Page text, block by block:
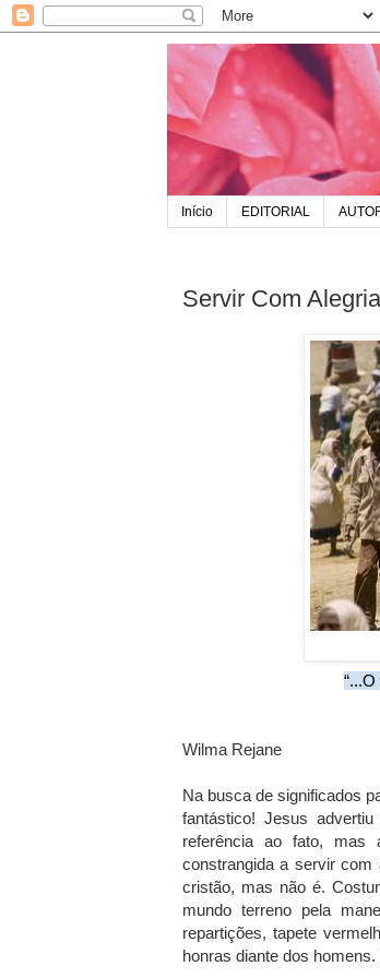
Início EDITORIAL
Servir Com
Wilma Rejane
Na busca de significados
fantástico! Jesus
referência ao fato, mas
constrangida a servir com
cristão, mas não é.
mundo terreno pela
repartições, tapete
honras diante dos